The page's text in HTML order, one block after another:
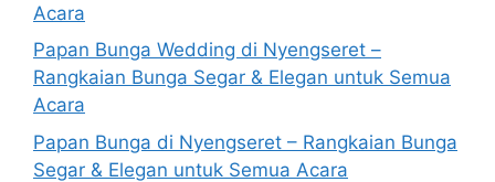
Acara
Papan Bunga Wedding di Nyengseret –
Rangkaian Bunga Segar & Elegan untuk Semua
Acara
Papan Bunga di Nyengseret – Rangkaian Bunga
Segar & Elegan untuk Semua Acara